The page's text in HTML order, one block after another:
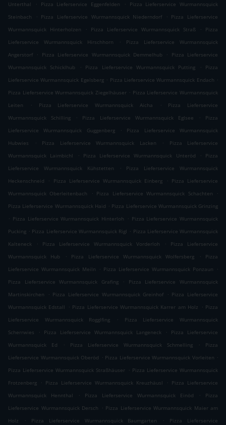
Unterthal . Pizza Lieferservice Eggenfelden .
Pizza Lieferservice Wurmannsquick
Steinbach
. Pizza Lieferservice Wurmannsquick Niederndorf . Pizza Lieferservice
Wurmannsquick Hinterholzen
. Pizza Lieferservice Wurmannsquick Straß .
Pizza
Lieferservice Wurmannsquick Hirschhorn
.
Pizza Lieferservice Wurmannsquick
Angerstorf
. Pizza Lieferservice Wurmannsquick Demmelhub .
Pizza Lieferservice
Wurmannsquick Schicklhub
. Pizza Lieferservice Wurmannsquick Putting .
Pizza
Lieferservice Wurmannsquick Egelsberg . Pizza Lieferservice Wurmannsquick Endach .
Pizza Lieferservice Wurmannsquick Ziegelhäuser . Pizza Lieferservice Wurmannsquick
Leiten
. Pizza Lieferservice Wurmannsquick Aicha .
Pizza Lieferservice
Wurmannsquick Schilling
. Pizza Lieferservice Wurmannsquick Eglsee .
Pizza
Lieferservice Wurmannsquick Guggenberg
.
Pizza Lieferservice Wurmannsquick
Hubwies
. Pizza Lieferservice Wurmannsquick Lacken .
Pizza Lieferservice
Wurmannsquick Laimbichl
. Pizza Lieferservice Wurmannsquick Unteröd .
Pizza
Lieferservice Wurmannsquick Kühstetten
.
Pizza Lieferservice Wurmannsquick
Heckenschneid
. Pizza Lieferservice Wurmannsquick Einberg . Pizza Lieferservice
Wurmannsquick Oberleitenbach
. Pizza Lieferservice Wurmannsquick Schachten
.
Pizza Lieferservice Wurmannsquick Haid . Pizza Lieferservice Wurmannsquick Grinzing
. Pizza Lieferservice Wurmannsquick Hinterloh . Pizza Lieferservice Wurmannsquick
Pucking . Pizza Lieferservice Wurmannsquick Rigl . Pizza Lieferservice Wurmannsquick
Kalteneck
. Pizza Lieferservice Wurmannsquick Vorderloh .
Pizza Lieferservice
Wurmannsquick Hub
. Pizza Lieferservice Wurmannsquick Wolfersberg .
Pizza
Lieferservice Wurmannsquick Meiln
. Pizza Lieferservice Wurmannsquick Ponzaun
.
Pizza Lieferservice Wurmannsquick Grafing
.
Pizza Lieferservice Wurmannsquick
Martinskirchen
. Pizza Lieferservice Wurmannsquick Greinhof . Pizza Lieferservice
Wurmannsquick Edstall
. Pizza Lieferservice Wurmannsquick Karrer am Holz . Pizza
Lieferservice Wurmannsquick Rogglfing
.
Pizza Lieferservice Wurmannsquick
Scherrwies
. Pizza Lieferservice Wurmannsquick Langeneck .
Pizza Lieferservice
Wurmannsquick Ed
. Pizza Lieferservice Wurmannsquick Schmelling .
Pizza
Lieferservice Wurmannsquick Oberöd . Pizza Lieferservice Wurmannsquick Vorleiten .
Pizza Lieferservice Wurmannsquick Straßhäuser . Pizza Lieferservice Wurmannsquick
Frotzenberg
. Pizza Lieferservice Wurmannsquick Kreuzhäusl . Pizza Lieferservice
Wurmannsquick Hennthal
. Pizza Lieferservice Wurmannsquick Einöd .
Pizza
Lieferservice Wurmannsquick Dersch
. Pizza Lieferservice Wurmannsquick Maier am
Holz
. Pizza Lieferservice Wurmannsquick Baumgarten .
Pizza Lieferservice